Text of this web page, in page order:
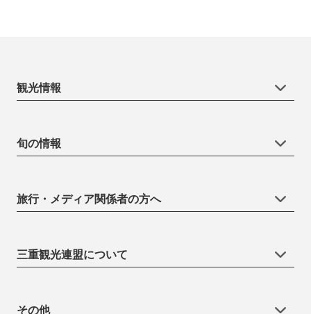
観光情報
旬の情報
旅行・メディア関係者の方へ
三重観光連盟について
その他